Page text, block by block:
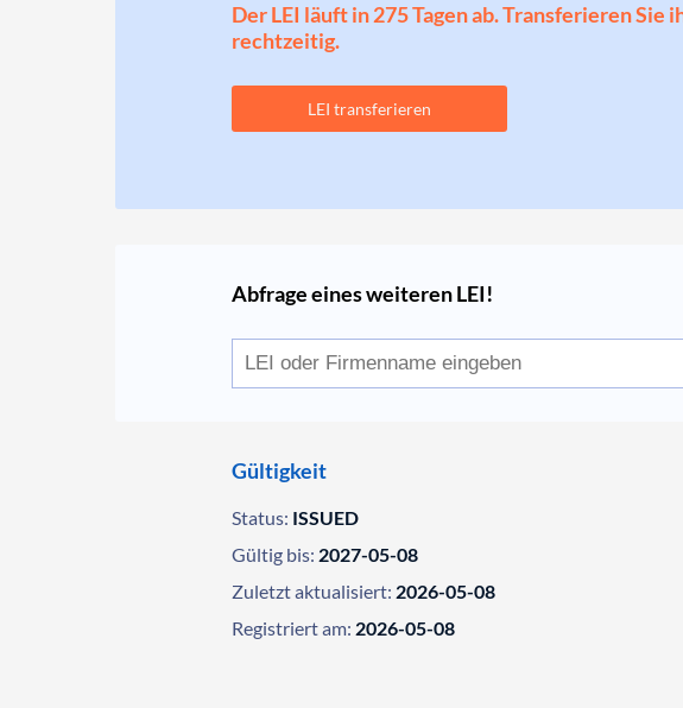
Der LEI läuft in 275 Tagen ab. Transferieren
rechtzeitig.
LEI transferieren
Abfrage eines weiteren LEI!
Gültigkeit
Status: ISSUED
Gültig bis: 2027-05-08
Zuletzt aktualisiert: 2026-05-08
Registriert am: 2026-05-08